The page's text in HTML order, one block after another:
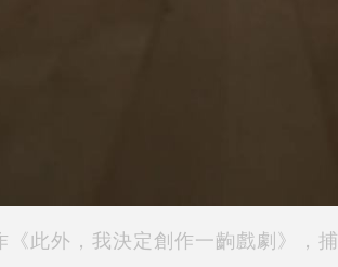
《此外，我決定創作一齣戲劇》，